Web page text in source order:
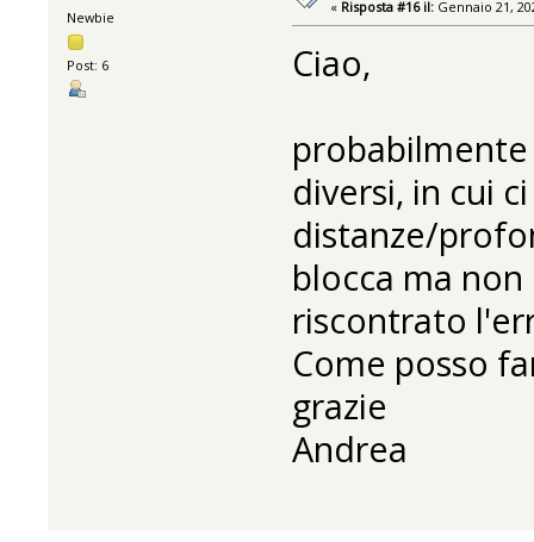
Newbie
Post: 6
« Risposta #16 il: Gennaio 21,
Ciao,
diversi, in cui
distanze/
blocca ma
riscontrato
Come posso
grazie
Andrea